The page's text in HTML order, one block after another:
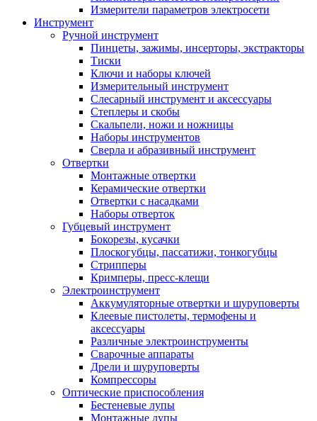
Измерители параметров электросети
Инструмент
Ручной инструмент
Пинцеты, зажимы, инсерторы, экстракторы
Тиски
Ключи и наборы ключей
Измерительный инструмент
Слесарный инструмент и аксессуары
Степлеры и скобы
Скальпели, ножи и ножницы
Наборы инструментов
Сверла и абразивный инструмент
Отвертки
Монтажные отвертки
Керамические отвертки
Отвертки с насадками
Наборы отверток
Губцевый инструмент
Бокорезы, кусачки
Плоскогубцы, пассатижи, тонкогубцы
Стрипперы
Кримперы, пресс-клещи
Электроинструмент
Аккумуляторные отвертки и шуруповерты
Клеевые пистолеты, термофены и
аксессуары
Различные электроинструменты
Сварочные аппараты
Дрели и шуруповерты
Компрессоры
Оптические приспособления
Бестеневые лупы
Монтажные лупы